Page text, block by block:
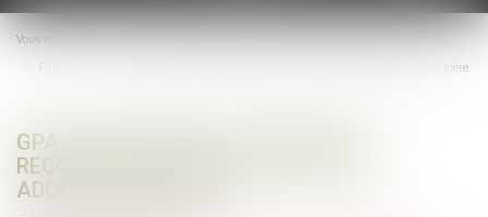
le
menu
Vous êtes ici :
GPA à l'étranger : l'exequatur reconnaît la filiation, pas une adoption plénière
GPA À L'ÉTRANGER : L'EXEQUATUR
RECONNAÎT LA FILIATION, PAS UNE
ADOPTION PLÉNIÈRE